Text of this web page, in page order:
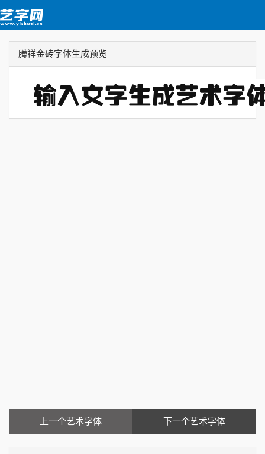
腾祥金砖字体生成预览
上一个艺术字体 下一个艺术字体